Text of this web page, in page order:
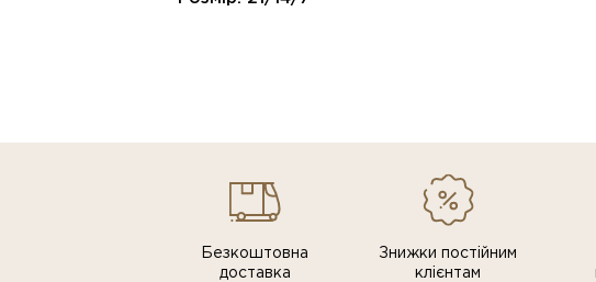
Безкоштовна
доставка
Знижки постiйним
клiєнтам